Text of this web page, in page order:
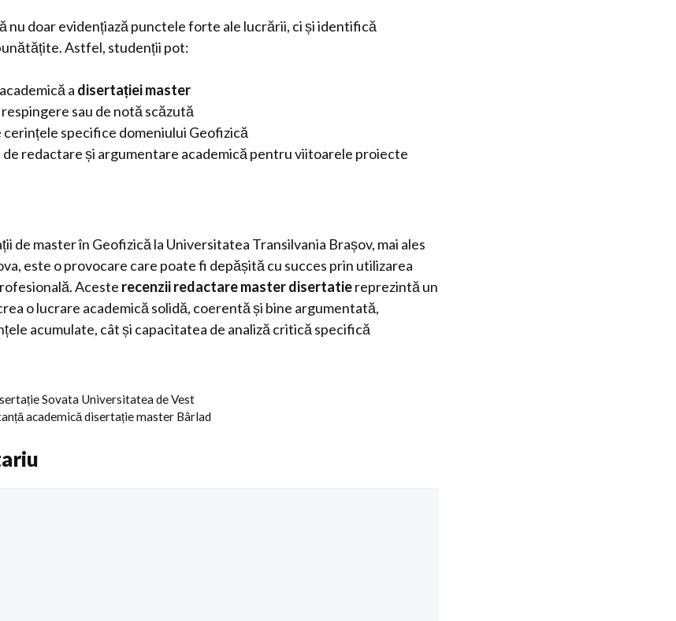
nu doar evidențiază punctele forte ale lucrării, ci și identifică
Astfel, studenții pot:
a disertației master
sau de notă scăzută
cerințele specifice domeniului Geofizică
redactare și argumentare academică pentru viitoarele proiecte
de master în Geofizică la Universitatea Transilvania Brașov, mai ales
este o provocare care poate fi depășită cu succes prin utilizarea
Aceste recenzii redactare master disertatiereprezintă un
o lucrare academică solidă, coerentă și bine argumentată,
acumulate, cât și capacitatea de analiză critică specifică
Sovata Universitatea de Vest
academică disertație master Bârlad